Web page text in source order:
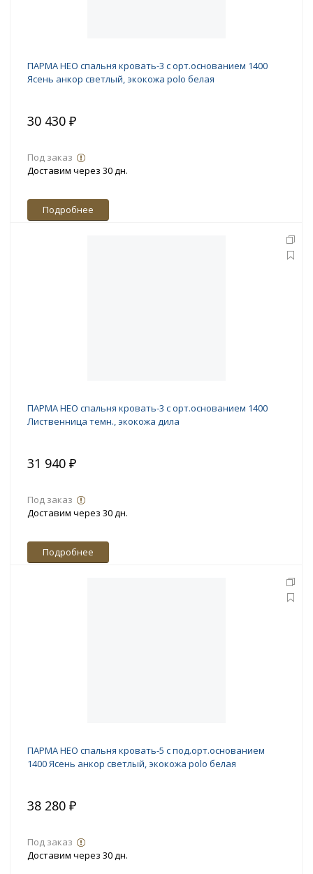
ПАРМА НЕО спальня кровать-3 с орт.основанием 1400
Ясень анкор светлый, экокожа polo белая
30 430 ₽
Под заказ
Доставим через 30 дн.
Подробнее
ПАРМА НЕО спальня кровать-3 с орт.основанием 1400
Лиственница темн., экокожа дила
31 940 ₽
Под заказ
Доставим через 30 дн.
Подробнее
ПАРМА НЕО спальня кровать-5 с под.орт.основанием
1400 Ясень анкор светлый, экокожа polo белая
38 280 ₽
Под заказ
Доставим через 30 дн.